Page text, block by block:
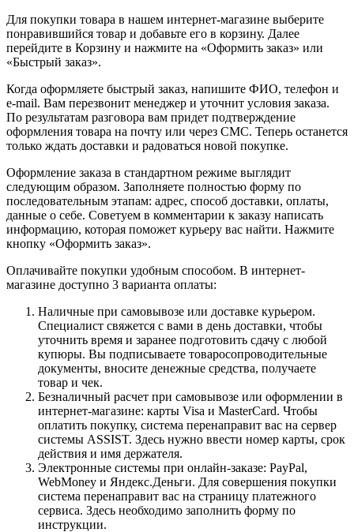
Для покупки товара в нашем интернет-магазине выберите
понравившийся товар и добавьте его в корзину. Далее
перейдите в Корзину и нажмите на «Оформить заказ» или
«Быстрый заказ».
Когда оформляете быстрый заказ, напишите ФИО, телефон и
e-mail. Вам перезвонит менеджер и уточнит условия заказа.
По результатам разговора вам придет подтверждение
оформления товара на почту или через СМС. Теперь останется
только ждать доставки и радоваться новой покупке.
Оформление заказа в стандартном режиме выглядит
следующим образом. Заполняете полностью форму по
последовательным этапам: адрес, способ доставки, оплаты,
данные о себе. Советуем в комментарии к заказу написать
информацию, которая поможет курьеру вас найти. Нажмите
кнопку «Оформить заказ».
Оплачивайте покупки удобным способом. В интернет-
магазине доступно 3 варианта оплаты:
Наличные при самовывозе или доставке курьером.
Специалист свяжется с вами в день доставки, чтобы
уточнить время и заранее подготовить сдачу с любой
купюры. Вы подписываете товаросопроводительные
документы, вносите денежные средства, получаете
товар и чек.
Безналичный расчет при самовывозе или оформлении в
интернет-магазине: карты Visa и MasterCard. Чтобы
оплатить покупку, система перенаправит вас на сервер
системы ASSIST. Здесь нужно ввести номер карты, срок
действия и имя держателя.
Электронные системы при онлайн-заказе: PayPal,
WebMoney и Яндекс.Деньги. Для совершения покупки
система перенаправит вас на страницу платежного
сервиса. Здесь необходимо заполнить форму по
инструкции.